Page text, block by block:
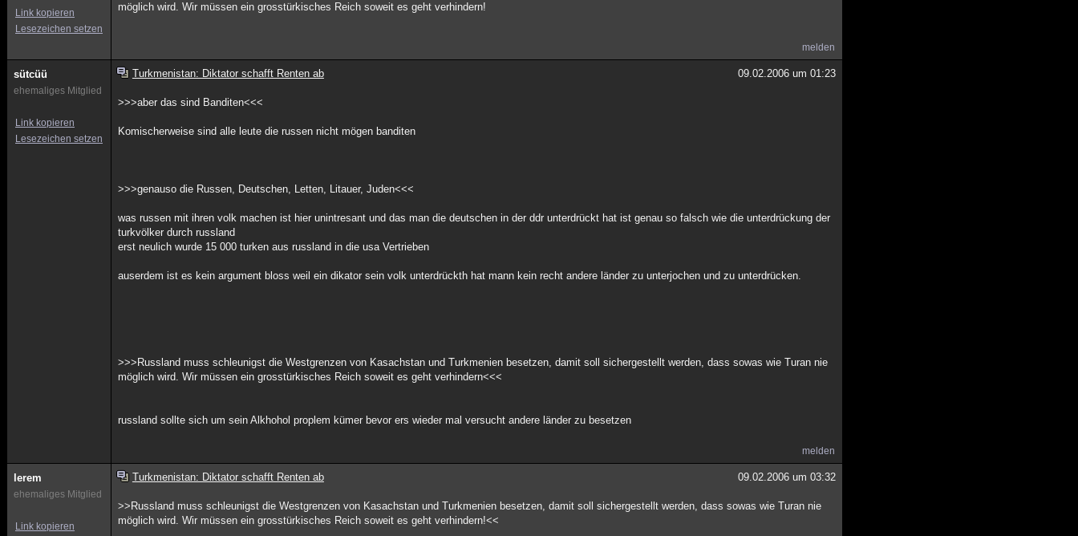
Link kopieren
Lesezeichen setzen
möglich wird. Wir müssen ein grosstürkisches Reich soweit es geht verhindern!
melden
sütcüü
ehemaliges Mitglied
Link kopieren
Lesezeichen setzen
Turkmenistan: Diktator schafft Renten ab 09.02.2006 um 01:23
>>>aber das sind Banditen<<<
Komischerweise sind alle leute die russen nicht mögen banditen
>>>genauso die Russen, Deutschen, Letten, Litauer, Juden<<<
was russen mit ihren volk machen ist hier unintresant und das man die deutschen in der ddr unterdrückt hat ist genau so falsch wie die unterdrückung der
turkvölker durch russland
erst neulich wurde 15 000 turken aus russland in die usa Vertrieben
auserdem ist es kein argument bloss weil ein dikator sein volk unterdrückth hat mann kein recht andere länder zu unterjochen und zu unterdrücken.
>>>Russland muss schleunigst die Westgrenzen von Kasachstan und Turkmenien besetzen, damit soll sichergestellt werden, dass sowas wie Turan nie
möglich wird. Wir müssen ein grosstürkisches Reich soweit es geht verhindern<<<
russland sollte sich um sein Alkhohol proplem kümer bevor ers wieder mal versucht andere länder zu besetzen
melden
lerem
ehemaliges Mitglied
Link kopieren
Turkmenistan: Diktator schafft Renten ab 09.02.2006 um 03:32
>>Russland muss schleunigst die Westgrenzen von Kasachstan und Turkmenien besetzen, damit soll sichergestellt werden, dass sowas wie Turan nie
möglich wird. Wir müssen ein grosstürkisches Reich soweit es geht verhindern!<<